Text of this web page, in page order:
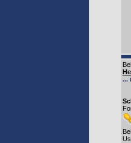
...